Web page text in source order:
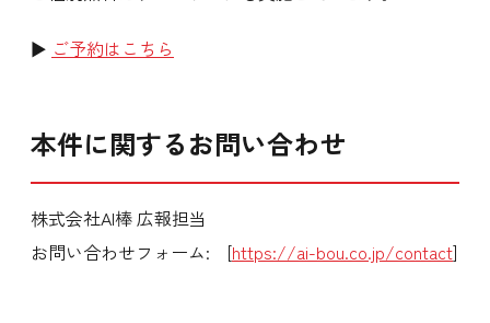
▶ ご予約はこちら
本件に関するお問い合わせ
株式会社AI棒 広報担当
お問い合わせフォーム: [https://ai-bou.co.jp/contact]